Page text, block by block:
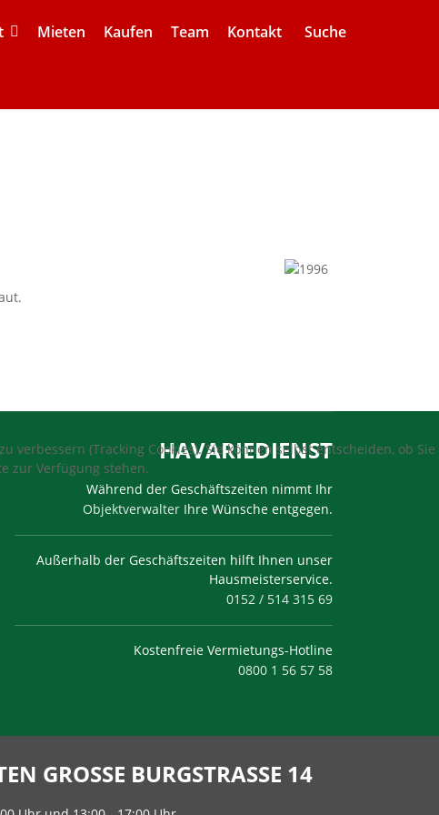
Mieten Kaufen Team Kontakt Suche
HAVARIEDIENST
Während der Geschäftszeiten nimmt Ihr
Objektverwalter Ihre Wünsche entgegen.
Außerhalb der Geschäftszeiten hilft Ihnen unser
Hausmeisterservice.
0152 / 514 315 69
Kostenfreie Vermietungs-Hotline
0800 1 56 57 58
GROSSE BURGSTRASSE 14
(Tracking Cookies). Sie können selbst entscheiden, ob Sie
zur Verfügung stehen.